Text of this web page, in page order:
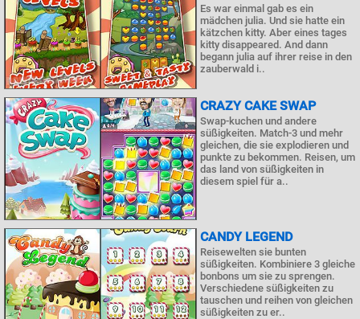
Es war einmal gab es ein
mädchen julia. Und sie hatte ein
kätzchen kitty. Aber eines tages
kitty disappeared. And dann
begann julia auf ihrer reise in den
zauberwald i..
CRAZY CAKE SWAP
Swap-kuchen und andere
süßigkeiten. Match-3 und mehr
gleichen, die sie explodieren und
punkte zu bekommen. Reisen, um
das land von süßigkeiten in
diesem spiel für a..
CANDY LEGEND
Reisewelten sie bunten
süßigkeiten. Kombiniere 3 gleiche
bonbons um sie zu sprengen.
Verschiedene süßigkeiten zu
tauschen und reihen von gleichen
süßigkeiten zu er..